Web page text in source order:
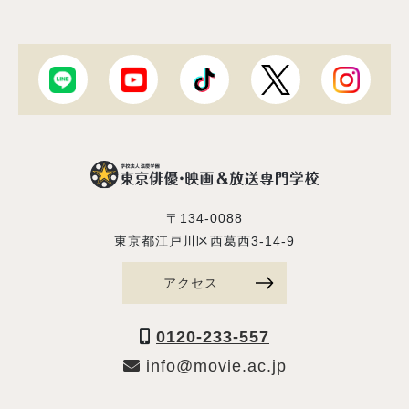
〒134-0088
東京都江戸川区西葛西3-14-9
アクセス
0120-233-557
info@movie.ac.jp